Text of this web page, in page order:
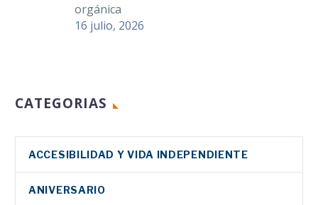
orgánica
16 julio, 2026
CATEGORIAS
ACCESIBILIDAD Y VIDA INDEPENDIENTE
ANIVERSARIO